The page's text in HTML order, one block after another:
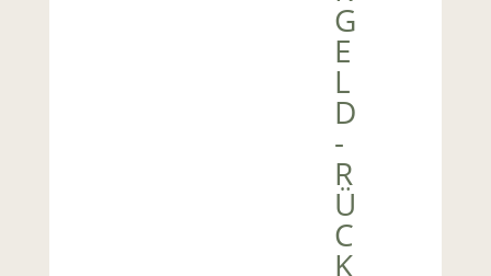
G
E
L
D
-
R
Ü
C
K